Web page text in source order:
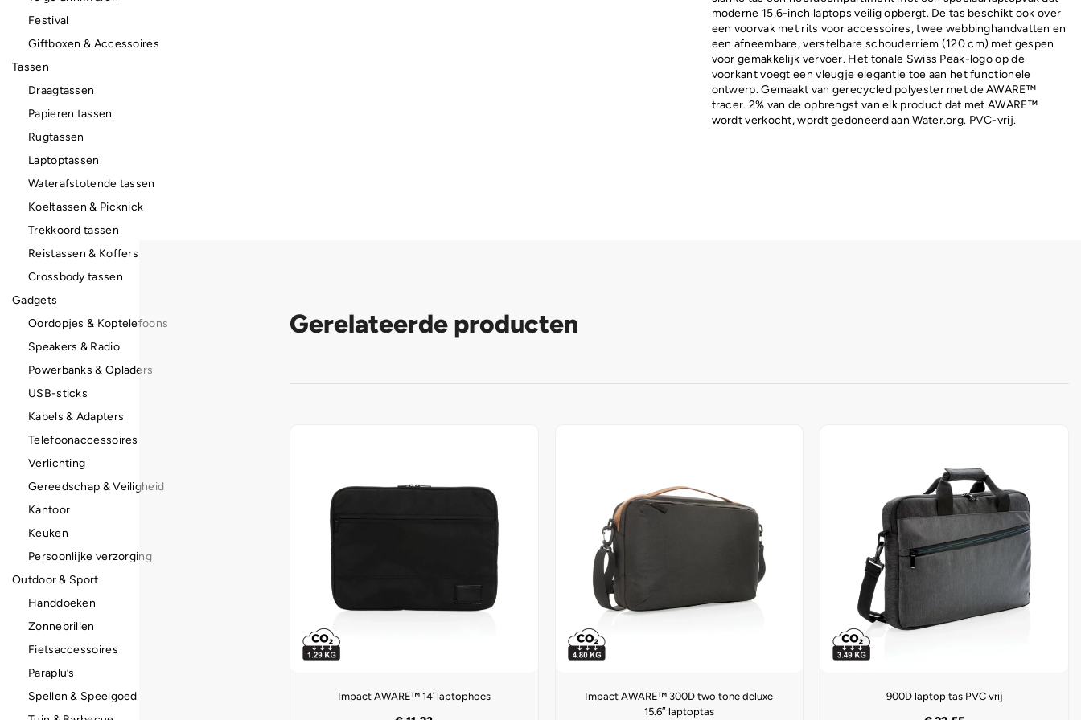
moderne 15,6-inch laptops veilig opbergt. De tas beschikt ook over
een voorvak met rits voor accessoires, twee webbinghandvatten en
een afneembare, verstelbare schouderriem (120 cm) met gespen
voor gemakkelijk vervoer. Het tonale Swiss Peak-logo op de
voorkant voegt een vleugje elegantie toe aan het functionele
ontwerp. Gemaakt van gerecycled polyester met de AWARE™
tracer. 2% van de opbrengst van elk product dat met AWARE™
wordt verkocht, wordt gedoneerd aan Water.org. PVC-vrij.
Gerelateerde producten
Impact AWARE™ 14′ laptophoes
Impact AWARE™ 300D two tone deluxe
15.6″ laptoptas
900D laptop tas PVC vrij
Festival
Giftboxen & Accessoires
Tassen
Draagtassen
Papieren tassen
Rugtassen
Laptoptassen
Waterafstotende tassen
Koeltassen & Picknick
Trekkoord tassen
Reistassen & Koffers
Crossbody tassen
Gadgets
Oordopjes & Koptelefoons
Speakers & Radio
Powerbanks & Opladers
USB-sticks
Kabels & Adapters
Telefoonaccessoires
Verlichting
Gereedschap & Veiligheid
Kantoor
Keuken
Persoonlijke verzorging
Outdoor & Sport
Handdoeken
Zonnebrillen
Fietsaccessoires
Paraplu’s
Spellen & Speelgoed